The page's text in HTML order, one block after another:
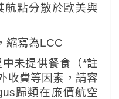
航點分散於歐美與
縮寫為LCC
未提供餐食（*註
收費等因素， 請容
歸類在廉價航空